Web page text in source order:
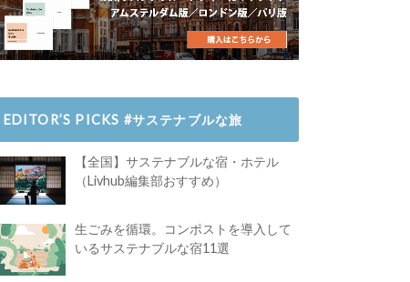
EDITOR’S PICKS #サステナブルな旅
【全国】サステナブルな宿・ホテル
（Livhub編集部おすすめ）
生ごみを循環。コンポストを導入して
いるサステナブルな宿11選